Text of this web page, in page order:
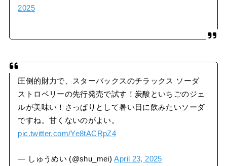
2025
圧倒的財力で、スターバックスのチラックス ソーダ
ストロベリーの先行発売で試す！炭酸といちごのジェ
ルが美味い！さっぱりとして暑い日に飲みたいソーダ
ですね。甘くないのがよい。
pic.twitter.com/Ye8tACRpZ4
— しゅうめい (@shu_mei)April 23, 2025